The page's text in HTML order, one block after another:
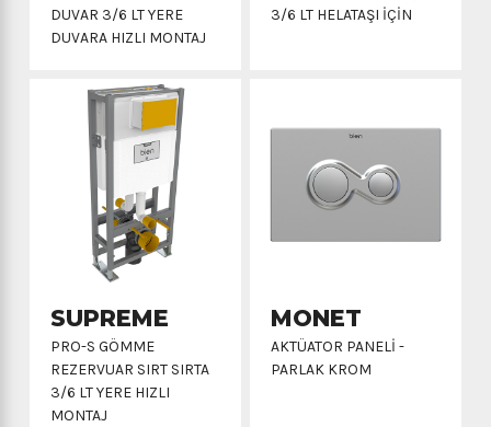
DUVAR 3/6 LT YERE
DUVARA HIZLI MONTAJ
3/6 LT HELATAŞI İÇIN
SUPREME
PRO-S GÖMME
REZERVUAR SIRT SIRTA
3/6 LT YERE HIZLI
MONTAJ
MONET
AKTÜATOR PANELI -
PARLAK KROM